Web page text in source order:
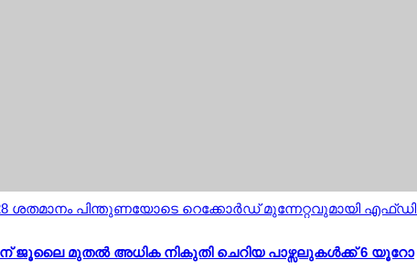
ശതമാനം പിന്തുണയോടെ റെക്കോര്‍ഡ് മുന്നേറ്റവുമായി എഫ്ഡി
ജൂലൈ മുതല്‍ അധിക നികുതി ചെറിയ പാഴ്സലുകള്‍ക്ക് 6 യൂറോ